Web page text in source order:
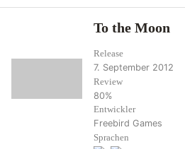
To the Moon
Release
7. September 2012
Review
80%
Entwickler
Freebird Games
Sprachen